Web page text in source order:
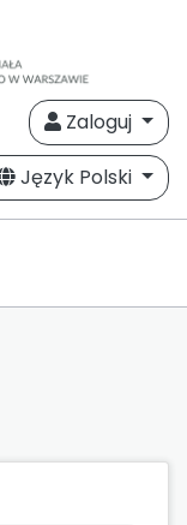
Zaloguj
Język Polski